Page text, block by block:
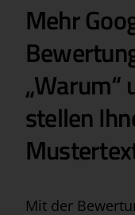
Mehr
„Warum“
stellen
Mit der